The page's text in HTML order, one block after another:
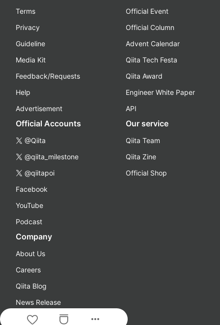
more_horiz
Terms
Privacy
Guideline
Media Kit
Feedback/Requests
Help
Advertisement
Official Event
Official Column
Advent Calendar
Qiita Tech Festa
Qiita Award
Engineer White Paper
API
Official Accounts
@Qiita
@qiita_milestone
@qiitapoi
Facebook
YouTube
Podcast
Our service
Qiita Team
Qiita Zine
Official Shop
Company
About Us
Careers
Qiita Blog
News Release